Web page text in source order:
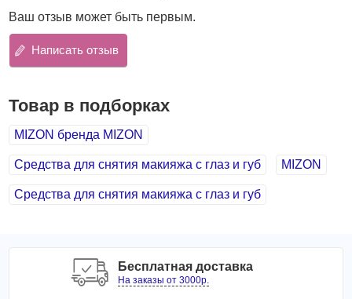
предупреждая преждевременное старение кожи.
Ремувер удаляет практически мгновенно любую
косметику, при этом не вызывает раздражения кожи или
слизистых. Ремувер может использоваться и теми, кто
Способ применения:Смочить средством ватный диск,
приложить его на несколько секунд на область век или
Объём: 100 мл
Ваш отзыв может быть первым.
Написать отзыв
Товар в подборках
MIZON бренда MIZON
Средства для снятия макияжа с глаз и губ MIZON
Средства для снятия макияжа с глаз и губ
Бесплатная доставка
На заказы от 3000р.